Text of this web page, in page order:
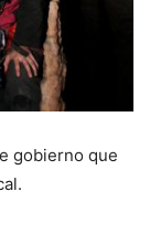
gobierno que